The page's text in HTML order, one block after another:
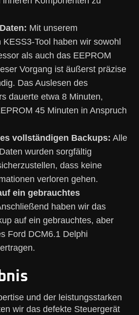
Mit unserem
Tool haben wir sowohl
als auch das EEPROM
Vorgang ist äußerst präzise
Das Auslesen des
dauerte etwa 8 Minuten,
45 Minuten in Anspruch
vollständigen Backups: Alle
wurden sorgfältig
dass keine
verloren gehen.
ein gebrauchtes
haben wir das
auf ein gebrauchtes, aber
Ford DCM6.1 Delphi
und der leistungsstarken
wir das defekte Steuergerät